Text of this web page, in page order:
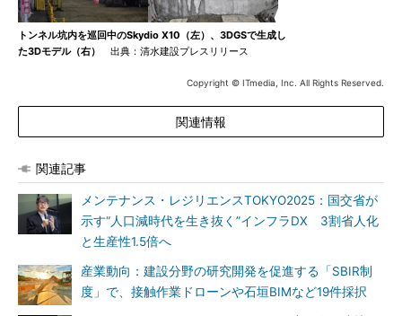
トンネル坑内を巡回中のSkydio X10（左）、3DGSで生成し
た3Dモデル（右）
出典：清水建設プレスリリース
Copyright © ITmedia, Inc. All Rights Reserved.
関連情報
関連記事
メンテナンス・レジリエンスTOKYO2025：国交省が
示す“人口減時代を生き抜く”インフラDX 3割省人化
と生産性1.5倍へ
産業動向：建設分野の研究開発を促進する「SBIR制
度」で、接触作業ドローンや石垣BIMなど19件採択